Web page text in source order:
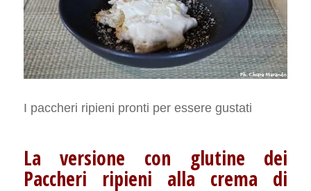
I paccheri ripieni pronti per essere gustati
La versione con glutine dei
Paccheri ripieni alla crema di